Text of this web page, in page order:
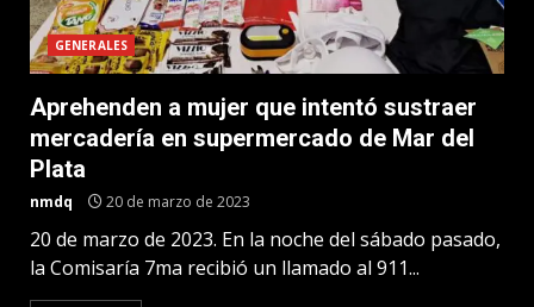
GENERALES
Aprehenden a mujer que intentó sustraer
mercadería en supermercado de Mar del
Plata
nmdq 20 de marzo de 2023
20 de marzo de 2023. En la noche del sábado pasado,
la Comisaría 7ma recibió un llamado al 911...